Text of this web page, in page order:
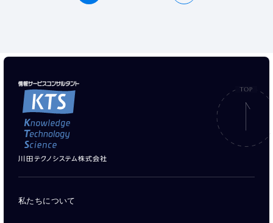
私たちについて